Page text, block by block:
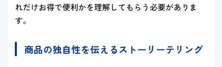
れだけお得で便利かを理解してもらう必要がありま
す。
商品の独自性を伝えるストーリーテリング